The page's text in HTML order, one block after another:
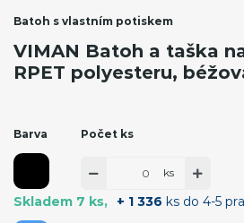
Batoh s vlastním potiskem
VIMAN Batoh a taška
RPET polyesteru,
Barva Počet ks
Skladem 7 ks + 1 336 ks do 4-5
ks